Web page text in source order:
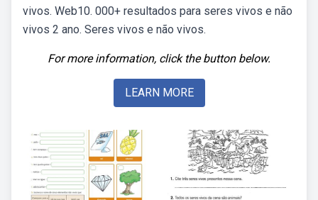
vivos. Web10. 000+ resultados para seres vivos e não
vivos 2 ano. Seres vivos e não vivos.
For more information, click the button below.
LEARN MORE